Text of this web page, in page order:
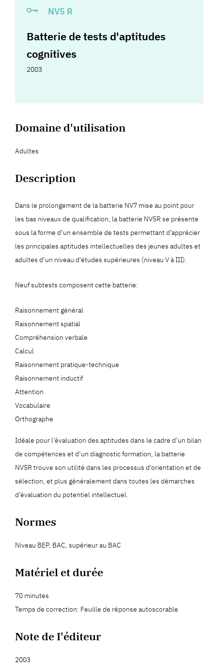
NV5 R
Batterie de tests d'aptitudes
cognitives
2003
Domaine d'utilisation
Adultes
Description
Dans le prolongement de la batterie NV7 mise au point pour
les bas niveaux de qualification, la batterie NV5R se présente
sous la forme d’un ensemble de tests permettant d’apprécier
les principales aptitudes intellectuelles des jeunes adultes et
adultes d’un niveau d'études supérieures (niveau V à III).
Neuf subtests composent cette batterie:
Raisonnement général
Raisonnement spatial
Compréhension verbale
Calcul
Raisonnement pratique-technique
Raisonnement inductif
Attention
Vocabulaire
Orthographe
Idéale pour l’évaluation des aptitudes dans le cadre d’un bilan
de compétences et d’un diagnostic formation, la batterie
NV5R trouve son utilité dans les processus d’orientation et de
sélection, et plus généralement dans toutes les démarches
d’évaluation du potentiel intellectuel.
Normes
Niveau BEP, BAC, supérieur au BAC
Matériel et durée
70 minutes
Temps de correction: Feuille de réponse autoscorable
Note de I'éditeur
2003